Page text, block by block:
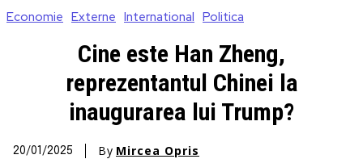
Economie Externe International Politica
Cine este Han Zheng,
reprezentantul Chinei la
inaugurarea lui Trump?
20/01/2025 By Mircea Opris